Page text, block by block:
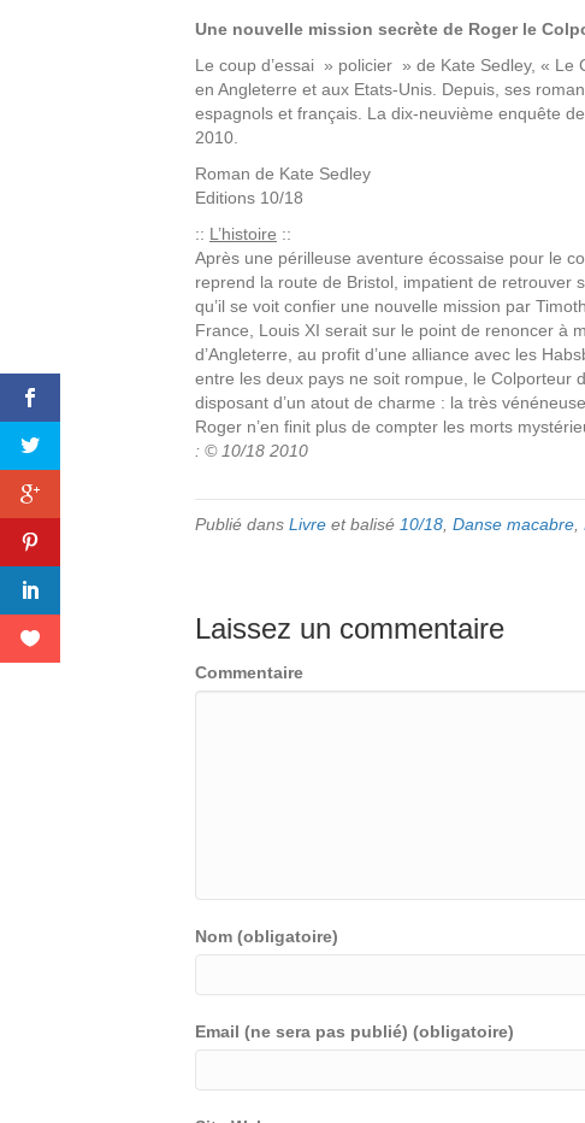
Une nouvelle mission secrète de Roger le
Le coup d’essai » policier » de Kate Sedley, «
en Angleterre et aux Etats-Unis. Depuis, ses
espagnols et français. La dix-neuvième enquête
2010.
Roman de Kate Sedley
Editions 10/18
:: L’histoire ::
Après une périlleuse aventure écossaise pour le
reprend la route de Bristol, impatient de retrouver
qu’il se voit confier une nouvelle mission par
France, Louis XI serait sur le point de renoncer à
d’Angleterre, au profit d’une alliance avec les
entre les deux pays ne soit rompue, le Colporteur
disposant d’un atout de charme : la très
Roger n’en finit plus de compter les morts
: © 10/18 2010
Publié dans Livre et balisé 10/18 Danse macabre
Laissez un commentaire
Commentaire
Nom (obligatoire)
Email (ne sera pas publié) (obligatoire)